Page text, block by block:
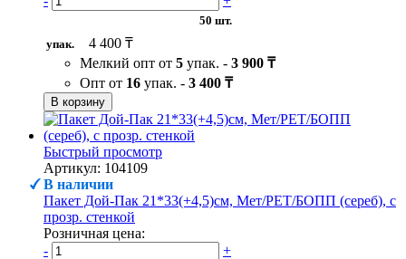
50 шт.
упак.
4 400 ₸
Мелкий опт от 5 упак. - 3 900 ₸
Опт от 16 упак. - 3 400 ₸
В корзину
Быстрый просмотр
Артикул: 104109
В наличии
Пакет Дой-Пак 21*33(+4,5)см, Мет/PET/БОПП (сереб), с
прозр. стенкой
Розничная цена:
-
+